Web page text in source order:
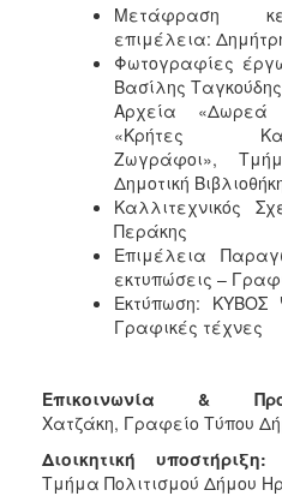
Μετάφραση
επιμέλεια:
Φωτογραφίες
Βασίλης
Αρχεία «Δωρεά
«Κρήτες
Ζωγράφοι»,
Δημοτική
Καλλιτεχνικός
Περάκης
Επιμέλεια
εκτυπώσεις –
Εκτύπωση: ΚΥΒΟΣ
Γραφικές τέχνες
Επικοινωνία &
Χατζάκη, Γραφείο Τύπου
Διοικητική υποστήριξη:
Τμήμα Πολιτισμού Δήμου